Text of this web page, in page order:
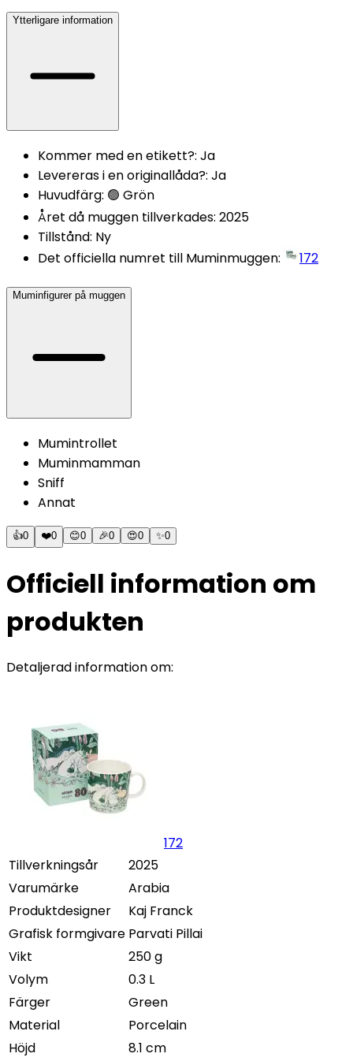
Ytterligare information
Kommer med en etikett?: Ja
Levereras i en originallåda?: Ja
Huvudfärg: 🟢 Grön
Året då muggen tillverkades: 2025
Tillstånd: Ny
Det officiella numret till Muminmuggen: 172
Muminfigurer på muggen
Mumintrollet
Muminmamman
Sniff
Annat
👍0 ❤️0 😊0 🎉0 😍0 ✨0
Officiell information om
produkten
Detaljerad information om:
172
Tillverkningsår
2025
Varumärke
Arabia
Produktdesigner
Kaj Franck
Grafisk formgivare Parvati Pillai
Vikt
250 g
Volym
0.3 L
Färger
Green
Material
Porcelain
Höjd
8.1 cm